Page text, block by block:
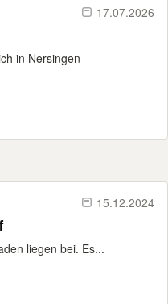
17.07.2026
in Nersingen
15.12.2024
liegen bei. Es...